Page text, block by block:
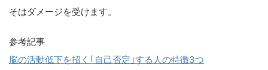
そはダメージを受けます。
参考記事
脳の活動低下を招く｢自己否定｣する人の特徴3つ